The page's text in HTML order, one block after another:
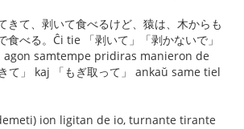
きて、剥いて食べるけど、猿は、木からも
食べる。Ĉi tie 「剥いて」「剥かないで」
samtempe pridiras manieron de
て」 kaj 「もぎ取って」 ankaŭ same tiel
ion ligitan de io, turnante tirante